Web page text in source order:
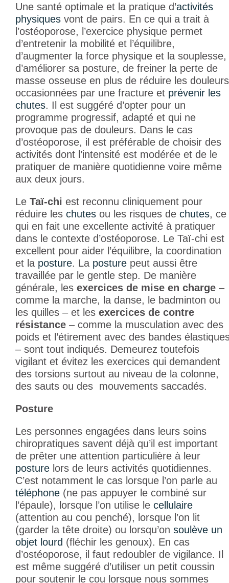
Une santé optimale et la pratique d’activités
physiques vont de pairs. En ce qui a trait à
l’ostéoporose, l’exercice physique permet
d’entretenir la mobilité et l’équilibre,
d’augmenter la force physique et la souplesse,
d’améliorer sa posture, de freiner la perte de
masse osseuse en plus de réduire les douleurs
occasionnées par une fracture et prévenir les
chutes. Il est suggéré d’opter pour un
programme progressif, adapté et qui ne
provoque pas de douleurs. Dans le cas
d’ostéoporose, il est préférable de choisir des
activités dont l’intensité est modérée et de le
pratiquer de manière quotidienne voire même
aux deux jours.
Le Taï-chi est reconnu cliniquement pour
réduire les chutes ou les risques de chutes, ce
qui en fait une excellente activité à pratiquer
dans le contexte d’ostéoporose. Le Taï-chi est
excellent pour aider l’équilibre, la coordination
et la posture. La posture peut aussi être
travaillée par le gentle step. De manière
générale, les exercices de mise en charge –
comme la marche, la danse, le badminton ou
les quilles – et les exercices de contre
résistance – comme la musculation avec des
poids et l’étirement avec des bandes
– sont tout indiqués. Demeurez toutefois
vigilant et évitez les exercices qui demandent
des torsions surtout au niveau de la colonne,
des sauts ou des mouvements saccadés.
Posture
Les personnes engagées dans leurs soins
chiropratiques savent déjà qu’il est important
de prêter une attention particulière à leur
posture lors de leurs activités quotidiennes.
C’est notamment le cas lorsque l’on parle au
téléphone (ne pas appuyer le combiné sur
l’épaule), lorsque l’on utilise le cellulaire
(attention au cou penché), lorsque l’on lit
(garder la tête droite) ou lorsqu’on soulève un
objet lourd (fléchir les genoux). En cas
d’ostéoporose, il faut redoubler de vigilance. Il
est même suggéré d’utiliser un petit coussin
pour soutenir le cou lorsque nous sommes